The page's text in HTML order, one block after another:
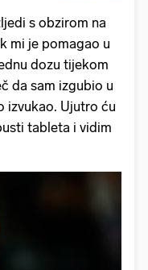
s obzirom na
mi je pomagao u
dozu tijekom
da sam izgubio u
izvukao. Ujutro ću
tableta i vidim